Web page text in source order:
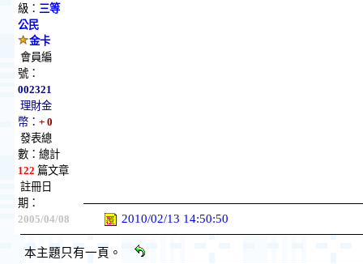
級： 三等
公民
金卡
會員編
號：
002321
理財金
幣： + 0
發表總
數：總計
122 篇文章
註冊日
期：
2005/04/08
2010/02/13 14:50:50
本主題只有一頁。